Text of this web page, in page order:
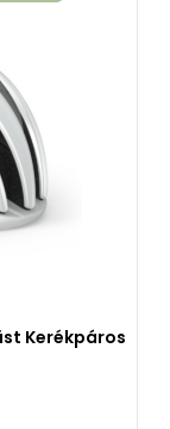
Kerékpáros